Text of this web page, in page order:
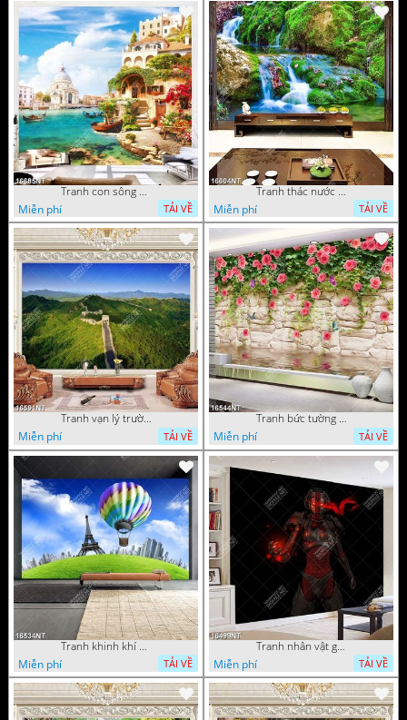
Tranh con sông xanh
Miễn phí
TẢI VỀ
Tranh thác nước thiên nhiên tuyệt đẹp 16604NT
Miễn phí
TẢI VỀ
Tranh vạn lý trường thành 16591NT
Miễn phí
TẢI VỀ
Tranh bức tường phủ hoa file gốc
Miễn phí
TẢI VỀ
Tranh khinh khí cầu
Miễn phí
TẢI VỀ
Tranh nhân vật game
Miễn phí
TẢI VỀ